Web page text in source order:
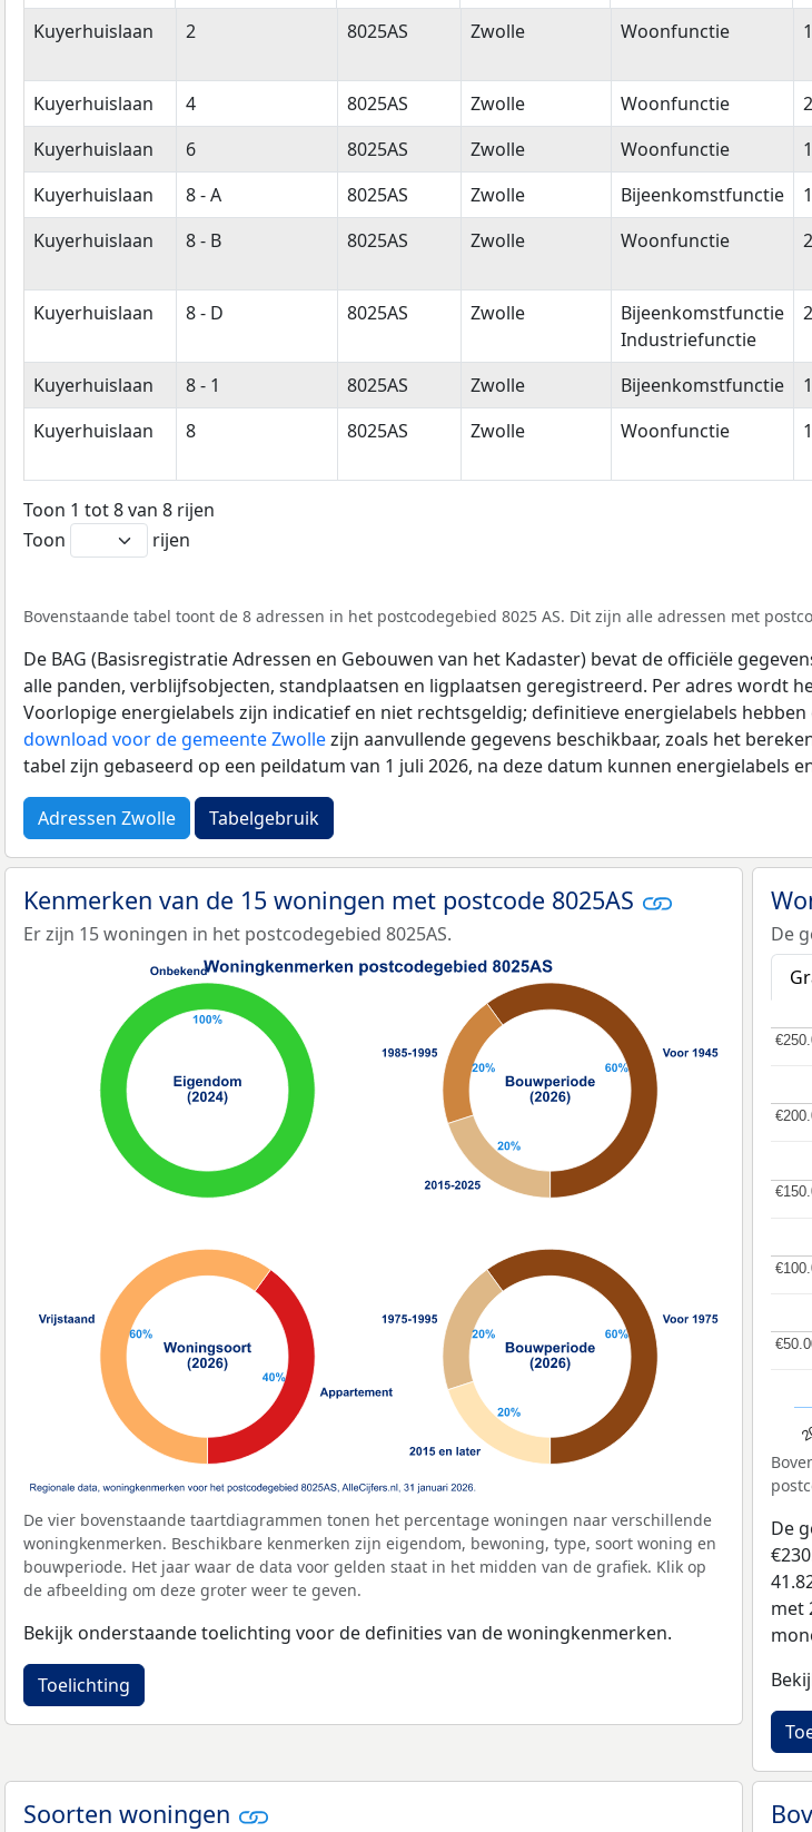
Straatnaam
Huisnummer Postcode Woonplaats Gebruiksdoel
Kuyerhuislaan 2 8025AS Zwolle Woonfunctie
Kuyerhuislaan 4 8025AS Zwolle Woonfunctie
Kuyerhuislaan
6 8025AS Zwolle Woonfunctie
Kuyerhuislaan
8 - A 8025AS Zwolle Bijeenkomstfunctie
Kuyerhuislaan
8 - B 8025AS Zwolle Woonfunctie
Kuyerhuislaan 8 - D 8025AS Zwolle
Bijeenkomstfunctie
Industriefunctie
Kuyerhuislaan 8 - 1 8025AS Zwolle Bijeenkomstfunctie
Kuyerhuislaan
8 8025AS Zwolle Woonfunctie
Toon 1 tot 8 van 8 rijen
Toon
rijen
Bovenstaande tabel toont de 8 adressen in het postcodegebied 8025 AS. Dit zijn alle adressen met
De BAG (Basisregistratie Adressen en Gebouwen van het Kadaster) bevat de officiële
alle panden, verblijfsobjecten, standplaatsen en ligplaatsen geregistreerd. Per adres wordt
Voorlopige energielabels zijn indicatief en niet rechtsgeldig; definitieve energielabels
download voor de gemeente Zwollezijn aanvullende gegevens beschikbaar, zoals het
tabel zijn gebaseerd op een peildatum van 1 juli 2026, na deze datum kunnen energielabels
Adressen Zwolle Tabelgebruik
Kenmerken van de 15 woningen met postcode 8025AS
Er zijn 15 woningen in het postcodegebied 8025AS.
De vier bovenstaande taartdiagrammen tonen het percentage woningen naar verschillende
woningkenmerken. Beschikbare kenmerken zijn eigendom, bewoning, type, soort woning en
bouwperiode. Het jaar waar de data voor gelden staat in het midden van de grafiek. Klik op
de afbeelding om deze groter weer te geven.
Bekijk onderstaande toelichting voor de definities van de woningkenmerken.
Toelichting
De
De
met
Soorten woningen